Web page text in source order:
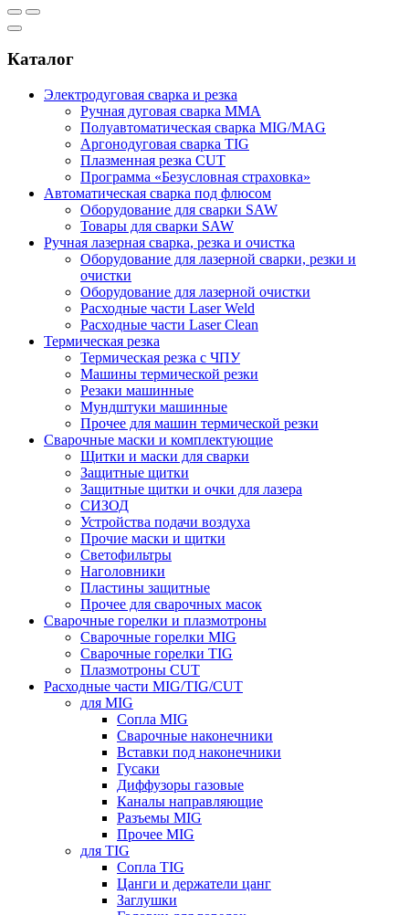
Каталог
Электродуговая сварка и резка
Ручная дуговая сварка MMA
Полуавтоматическая сварка MIG/MAG
Аргонодуговая сварка TIG
Плазменная резка CUT
Программа «Безусловная страховка»
Автоматическая сварка под флюсом
Оборудование для сварки SAW
Товары для сварки SAW
Ручная лазерная сварка, резка и очистка
Оборудование для лазерной сварки, резки и
очистки
Оборудование для лазерной очистки
Расходные части Laser Weld
Расходные части Laser Clean
Термическая резка
Термическая резка с ЧПУ
Машины термической резки
Резаки машинные
Мундштуки машинные
Прочее для машин термической резки
Сварочные маски и комплектующие
Щитки и маски для сварки
Защитные щитки
Защитные щитки и очки для лазера
СИЗОД
Устройства подачи воздуха
Прочие маски и щитки
Светофильтры
Наголовники
Пластины защитные
Прочее для сварочных масок
Сварочные горелки и плазмотроны
Сварочные горелки MIG
Сварочные горелки TIG
Плазмотроны CUT
Расходные части MIG/TIG/CUT
для MIG
Сопла MIG
Сварочные наконечники
Вставки под наконечники
Гусаки
Диффузоры газовые
Каналы направляющие
Разъемы MIG
Прочее MIG
для TIG
Сопла TIG
Цанги и держатели цанг
Заглушки